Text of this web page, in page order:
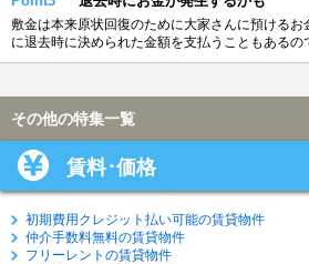
敷金は本来原状回復のために大家さんに預けるお
に退去時に決められた金額を支払うこともあるの
その他の特集一覧
賃料･価格
初期費用クレジット払い可能の賃貸物件
仲介手数料無料の賃貸物件
フリーレントの賃貸物件